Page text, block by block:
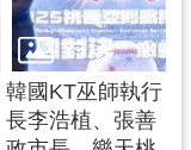
韓國KT巫師執行
長李浩植、張善